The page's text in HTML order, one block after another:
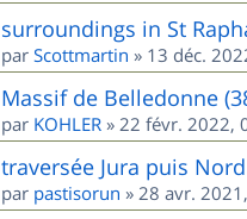
surroundings in St
par Scottmartin » 13 déc.
Massif de Belledonne
par KOHLER » 22 févr. 2022,
traversée Jura puis
par pastisorun » 28 avr.